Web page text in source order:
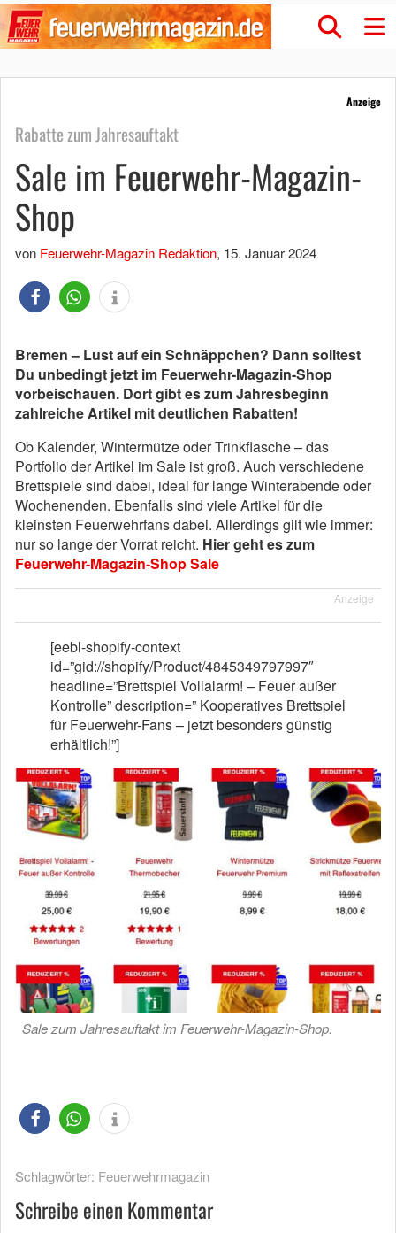
Anzeige
Rabatte zum Jahresauftakt
Sale im Feuerwehr-Magazin-
Shop
von Feuerwehr-Magazin Redaktion, 15. Januar 2024
Bremen – Lust auf ein Schnäppchen? Dann solltest
Du unbedingt jetzt im Feuerwehr-Magazin-Shop
vorbeischauen. Dort gibt es zum Jahresbeginn
zahlreiche Artikel mit deutlichen Rabatten!
Ob Kalender, Wintermütze oder Trinkflasche – das
Portfolio der Artikel im Sale ist groß. Auch verschiedene
Brettspiele sind dabei, ideal für lange Winterabende oder
Wochenenden. Ebenfalls sind viele Artikel für die
kleinsten Feuerwehrfans dabei. Allerdings gilt wie immer:
nur so lange der Vorrat reicht. Hier geht es zum
Feuerwehr-Magazin-Shop Sale
Anzeige
[eebl-shopify-context
id=”gid://shopify/Product/4845349797997″
headline=”Brettspiel Vollalarm! – Feuer außer
Kontrolle” description=” Kooperatives Brettspiel
für Feuerwehr-Fans – jetzt besonders günstig
erhältlich!”]
Sale zum Jahresauftakt im Feuerwehr-Magazin-Shop.
Schlagwörter: Feuerwehrmagazin
Schreibe einen Kommentar